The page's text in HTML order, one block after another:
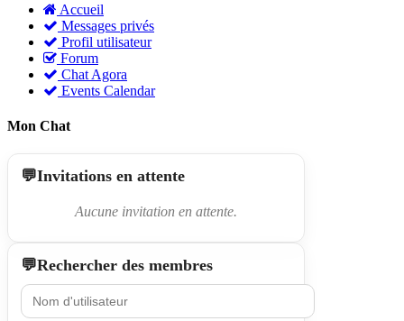
Accueil
Messages privés
Profil utilisateur
Forum
Chat Agora
Events Calendar
Mon Chat
Invitations en attente
Aucune invitation en attente.
Rechercher des membres